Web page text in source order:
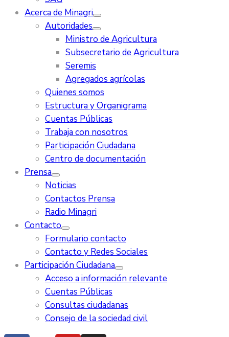
Acerca de Minagri
Autoridades
Ministro de Agricultura
Subsecretario de Agricultura
Seremis
Agregados agrícolas
Quienes somos
Estructura y Organigrama
Cuentas Públicas
Trabaja con nosotros
Participación Ciudadana
Centro de documentación
Prensa
Noticias
Contactos Prensa
Radio Minagri
Contacto
Formulario contacto
Contacto y Redes Sociales
Participación Ciudadana
Acceso a información relevante
Cuentas Públicas
Consultas ciudadanas
Consejo de la sociedad civil